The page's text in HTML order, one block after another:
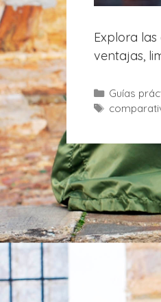
Explora
ventajas,
C
a
g
o
r
í
a
s
Guías
E
q
u
e
t
a
s